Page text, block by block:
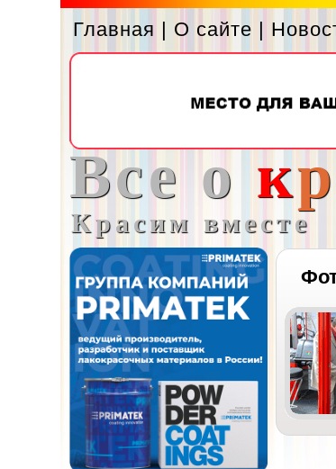
Главная | О сайте |
Все о кр
Красим вместе